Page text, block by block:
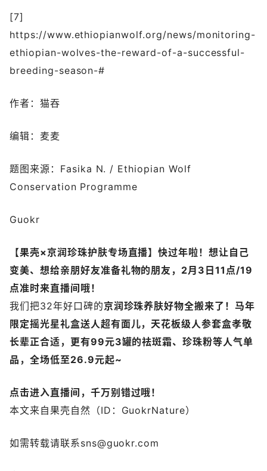
[7]
https://www.ethiopianwolf.org/news/monitoring-
ethiopian-wolves-the-reward-of-a-successful-
breeding-season-#
作者：猫吞
编辑：麦麦
题图来源：Fasika N. / Ethiopian Wolf
Conservation Programme
Guokr
【果壳×京润珍珠护肤专场直播】快过年啦！想让自己
变美、想给亲朋好友准备礼物的朋友，2月3日11点/19
点准时来直播间哦！
我们把32年好口碑的京润珍珠养肤好物全搬来了！马年
限定摇光星礼盒送人超有面儿，天花板级人参套盒孝敬
长辈正合适，更有99元3罐的祛斑霜、珍珠粉等人气单
品， 全场低至26.9元起~
点击进入直播间，千万别错过哦！
本文来自果壳自然（ID：GuokrNature）
如需转载请联系sns@guokr.com